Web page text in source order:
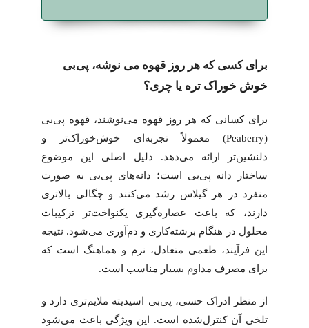
برای کسی که هر روز قهوه می نوشه، پی‌بی
خوش خوراک تره یا چری؟
برای کسانی که هر روز قهوه می‌نوشند، قهوه پی‌بی
(Peaberry) معمولاً تجربه‌ای خوش‌خوراک‌تر و
دلنشین‌تر ارائه می‌دهد. دلیل اصلی این موضوع
ساختار دانه پی‌بی است؛ دانه‌های پی‌بی به صورت
منفرد در هر گیلاس رشد می‌کنند و چگالی بالاتری
دارند، که باعث عصاره‌گیری یکنواخت‌تر ترکیبات
محلول در هنگام برشته‌کاری و دم‌آوری می‌شود. نتیجه
این فرآیند، طعمی متعادل، نرم و هماهنگ است که
برای مصرف مداوم بسیار مناسب است.
از منظر ادراک حسی، پی‌بی اسیدیته ملایم‌تری دارد و
تلخی آن کنترل‌شده است. این ویژگی باعث می‌شود